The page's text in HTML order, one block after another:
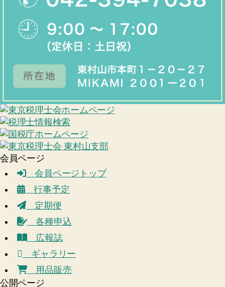
会員ページ
会員ページトップ
行事予定
定期便
各種申込
広報誌
ギャラリー
用品販売
公開ページ